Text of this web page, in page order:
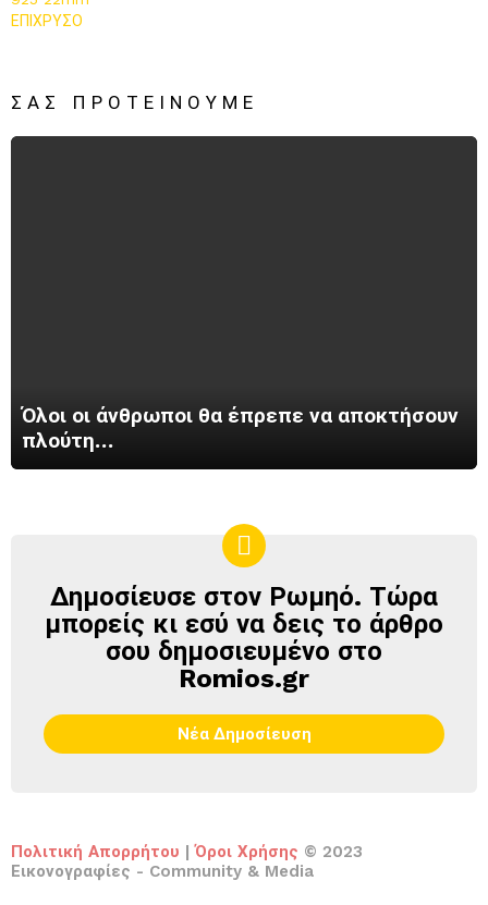
ΣΑΣ ΠΡΟΤΕΊΝΟΥΜΕ
Όλοι οι άνθρωποι θα έπρεπε να αποκτήσουν
πλούτη…
ΔΗΜΟΣΊΕΥΣΕ
ΣΤΟΝ
ΡΩΜΗΌ
Δημοσίευσε στον Ρωμηό. Τώρα
μπορείς κι εσύ να δεις το άρθρο
σου δημοσιευμένο στο
Romios.gr
Νέα Δημοσίευση
Πολιτική Απορρήτου | Όροι Χρήσης © 2023
Εικονογραφίες - Community & Media